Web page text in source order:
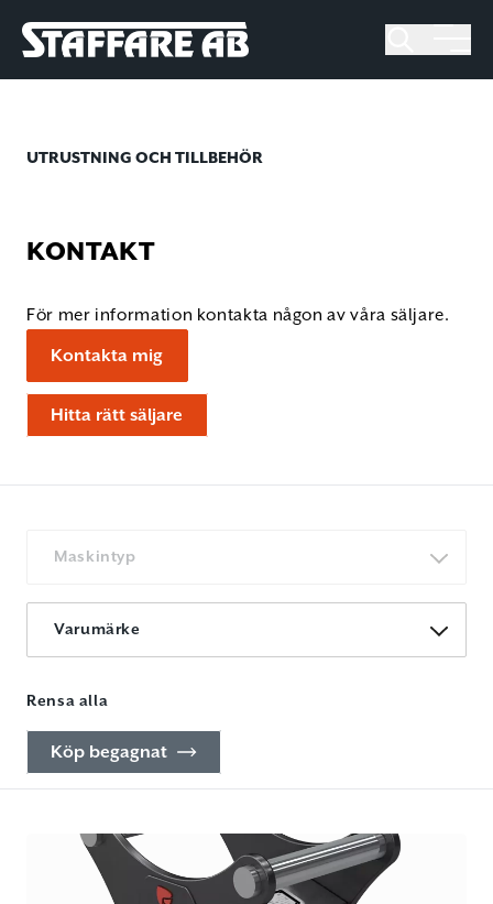
Staffare AB
UTRUSTNING OCH TILLBEHÖR
KONTAKT
För mer information kontakta någon av våra säljare.
Kontakta mig
Hitta rätt säljare
Maskintyp
Varumärke
Rensa alla
Köp begagnat